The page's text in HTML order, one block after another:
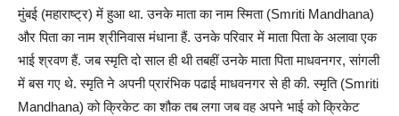
मुंबई (महाराष्ट्र) में हुआ था. उनके माता का नाम स्मिता (Smriti Mandhana)
और पिता का नाम श्रीनिवास मंधाना हैं. उनके परिवार में माता पिता के अलावा एक
भाई श्रवण हैं. जब स्मृति दो साल ही थी तबहीं उनके माता पिता माधवनगर, सांगली
में बस गए थे. स्मृति ने अपनी प्रारंभिक पढाई माधवनगर से ही की. स्मृति (Smriti
Mandhana) को क्रिकेट का शौक तब लगा जब वह अपने भाई को क्रिकेट